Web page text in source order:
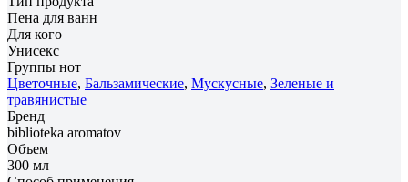
Пена для ванн
Для кого
Унисекс
Группы нот
Цветочные, Бальзамические, Мускусные, Зеленые и
травянистые
Бренд
biblioteka aromatov
Объем
300 мл